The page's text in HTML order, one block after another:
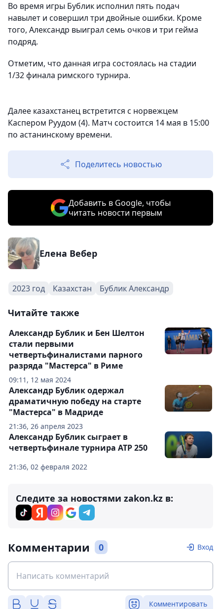
Во время игры Бублик исполнил пять подач
навылет и совершил три двойные ошибки. Кроме
того, Александр выиграл семь очков и три гейма
подряд.
Отметим, что данная игра состоялась на стадии
1/32 финала римского турнира.
Далее казахстанец встретится с норвежцем
Каспером Руудом (4). Матч состоится 14 мая в 15:00
по астанинскому времени.
Поделитесь новостью
Добавить в Google, чтобы
читать новости первым
Елена Вебер
2023 год Казахстан Бублик Александр
Читайте также
09:11, 12 мая 2024
Александр Бублик и Бен Шелтон
стали первыми
четвертьфиналистами парного
разряда "Мастерса" в Риме
21:36, 26 апреля 2023
Александр Бублик одержал
драматичную победу на старте
"Мастерса" в Мадриде
21:36, 02 февраля 2022
Александр Бублик сыграет в
четвертьфинале турнира ATP 250
Следите за новостями zakon.kz в:
Комментарии 0 Вход
Комментировать